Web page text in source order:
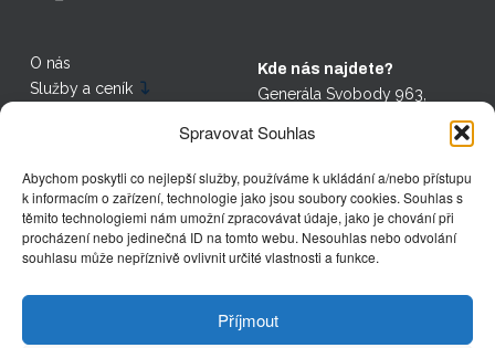
Spravovat Souhlas
Abychom poskytli co nejlepší služby, používáme k ukládání a/nebo přístupu
k informacím o zařízení, technologie jako jsou soubory cookies. Souhlas s
těmito technologiemi nám umožní zpracovávat údaje, jako je chování při
procházení nebo jedinečná ID na tomto webu. Nesouhlas nebo odvolání
souhlasu může nepříznivě ovlivnit určité vlastnosti a funkce.
Příjmout
O nás
Služby a ceník
Články
Kde nás najdete?
Generála Svobody 963,
Děčín - 405 02
Kontakt